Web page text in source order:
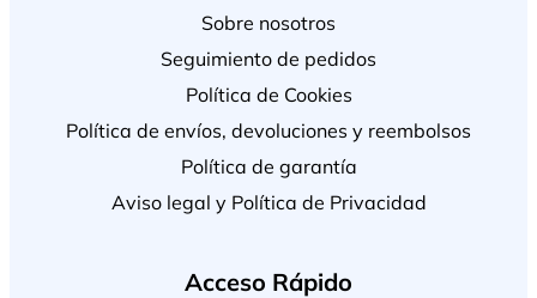
Sobre nosotros
Seguimiento de pedidos
Política de Cookies
Política de envíos, devoluciones y reembolsos
Política de garantía
Aviso legal y Política de Privacidad
Acceso Rápido